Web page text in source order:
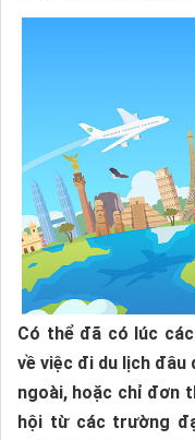
Có thể đã có lúc
về việc đi du lịch
ngoài, hoặc chỉ đơn
hội từ các trường